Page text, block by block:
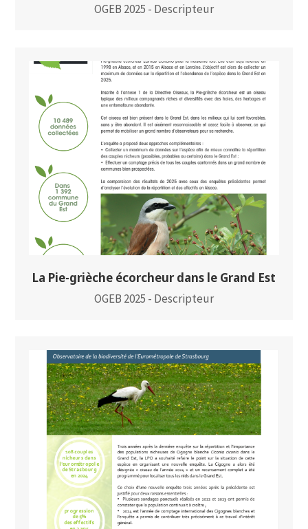
OGEB 2025 - Descripteur
La Pie-grièche écorcheur dans le Grand Est
OGEB 2025 - Descripteur